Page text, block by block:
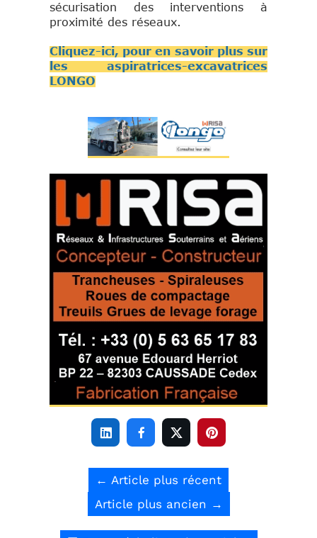
sécurisation des interventions à
proximité des réseaux.
Cliquez-ici, pour en savoir plus sur
les aspiratrices-excavatrices
LONGO
   
← Article plus récent
Article plus ancien →